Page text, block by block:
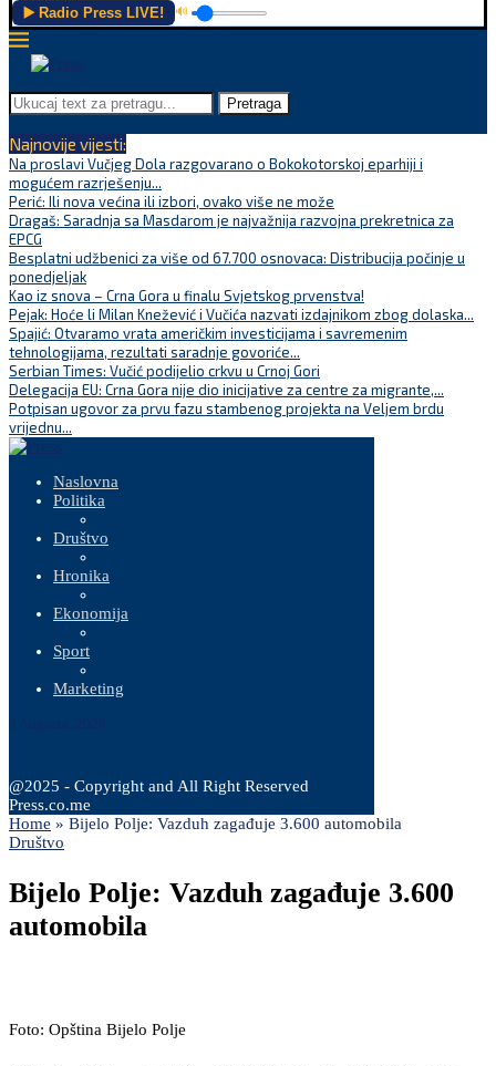
▶️ Radio Press LIVE! 🔊
Pretraga
Najnovije vijesti:
Na proslavi Vučjeg Dola razgovarano o Bokokotorskoj eparhiji i
mogućem razrješenju...
Perić: Ili nova većina ili izbori, ovako više ne može
Dragaš: Saradnja sa Masdarom je najvažnija razvojna prekretnica za
EPCG
Besplatni udžbenici za više od 67.700 osnovaca: Distribucija počinje u
ponedjeljak
Kao iz snova – Crna Gora u finalu Svjetskog prvenstva!
Pejak: Hoće li Milan Knežević i Vučića nazvati izdajnikom zbog dolaska...
Spajić: Otvaramo vrata američkim investicijama i savremenim
tehnologijama, rezultati saradnje govoriće...
Serbian Times: Vučić podijelio crkvu u Crnoj Gori
Delegacija EU: Crna Gora nije dio inicijative za centre za migrante,...
Potpisan ugovor za prvu fazu stambenog projekta na Veljem brdu
vrijednu...
Naslovna
Politika
Društvo
Hronika
Ekonomija
Sport
Marketing
@2025 - Copyright and All Right Reserved
Press.co.me
Home » Bijelo Polje: Vazduh zagađuje 3.600 automobila
Društvo
Bijelo Polje: Vazduh zagađuje 3.600
automobila
Foto: Opština Bijelo Polje